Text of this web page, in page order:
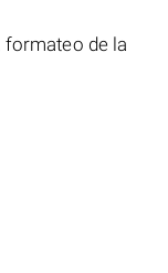
de la